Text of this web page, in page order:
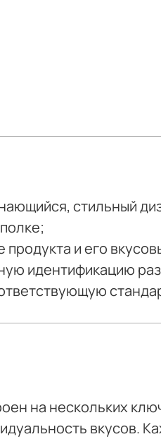
стильный
продукта и его
идентификацию
на нескольких
вкусов.